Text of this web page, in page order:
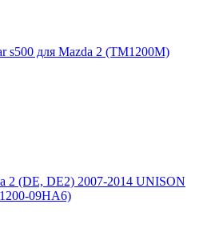
s500 для Mazda 2 (TM1200M)
2 (DE, DE2) 2007-2014 UNISON
09НА6)